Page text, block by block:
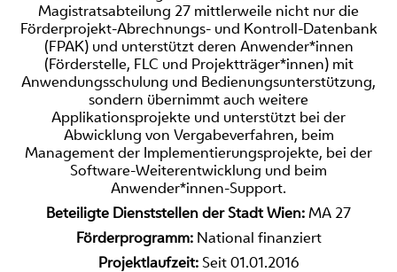
Magistratsabteilung 27 mittlerweile nicht nur die
Förderprojekt-Abrechnungs- und Kontroll-Datenbank
(FPAK) und unterstützt deren Anwender*innen
(Förderstelle, FLC und Projektträger*innen) mit
Anwendungsschulung und Bedienungsunterstützung,
sondern übernimmt auch weitere
Applikationsprojekte und unterstützt bei der
Abwicklung von Vergabeverfahren, beim
Management der Implementierungsprojekte, bei der
Software-Weiterentwicklung und beim
Anwender*innen-Support.
Beteiligte Dienststellen der Stadt Wien: MA 27
Förderprogramm:National finanziert
Projektlaufzeit:Seit 01.01.2016